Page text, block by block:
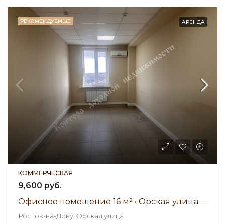
РЕКОМЕНДУЕМЫЕ АРЕНДА
КОММЕРЧЕСКАЯ
9,600 руб.
Офисное помещение 16 м² • Орская улица • Аренда 9 600 ₽/мес
Ростов-на-Дону, Орская улица